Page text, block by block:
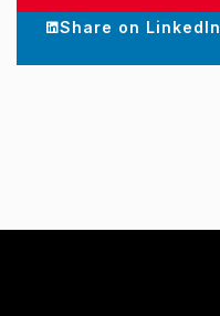
Share on LinkedIn